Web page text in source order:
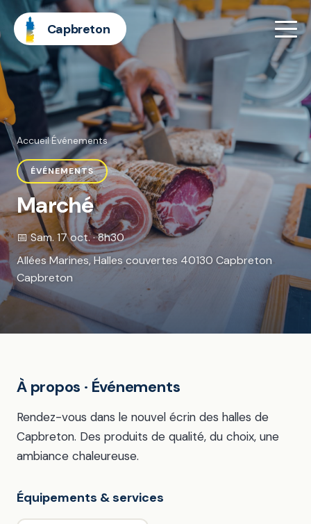
Capbreton
Accueil·Événements
ÉVÉNEMENTS
Marché
📅 Sam. 17 oct. · 8h30
Allées Marines, Halles couvertes 40130 Capbreton
Capbreton
À propos · Événements
Rendez-vous dans le nouvel écrin des halles de
Capbreton. Des produits de qualité, du choix, une
ambiance chaleureuse.
Équipements & services